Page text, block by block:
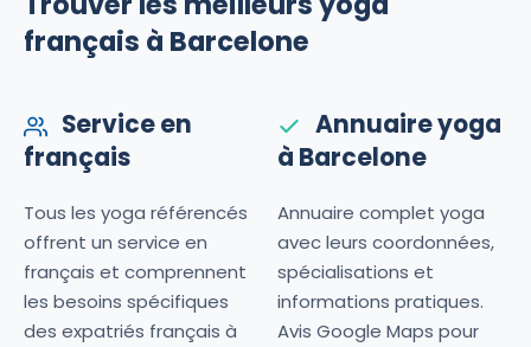
français à Barcelone
Service en
français
Tous les yoga référencés
offrent un service en
français et comprennent
les besoins spécifiques
des expatriés français à
Annuaire yoga
à Barcelone
Annuaire complet yoga
avec leurs coordonnées,
spécialisations et
informations pratiques.
Avis Google Maps pour